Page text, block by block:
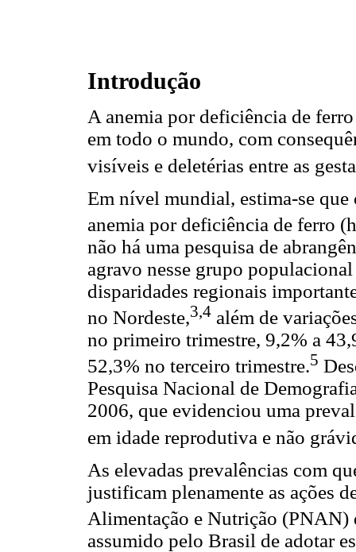
Introdução
A anemia por deficiência de
em todo o mundo, com
visíveis e deletérias entre as
Em nível mundial, estima-se que
anemia por deficiência de ferro
não há uma pesquisa de
agravo nesse grupo
disparidades regionais
no Nordeste,3,4 além de
no primeiro trimestre, 9,2% a
52,3% no terceiro trimestre.5
Pesquisa Nacional de
2006, que evidenciou uma
em idade reprodutiva e não
As elevadas prevalências com
justificam plenamente as ações
Alimentação e Nutrição (PNAN)
assumido pelo Brasil de adotar